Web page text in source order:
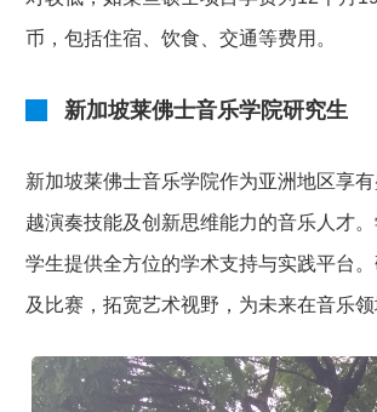
币，包括住宿、饮食、交通等费用。
新加坡莱佛士音乐学院研究生
新加坡莱佛士音乐学院作为亚洲地区享
越演奏技能及创新思维能力的音乐人才
学生提供全方位的学术支持与实践平台
及比赛，拓宽艺术视野，为未来在音乐